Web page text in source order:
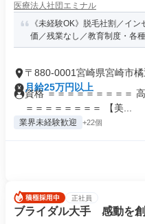
医療法人社団エミナル
《未経験OK》脱毛社割／イ
価／残業なし／教育制度・各
〒880-0001宮崎県宮崎市
月給25万円以上
資格 ＝＝＝＝＝＝＝＝＝
＝＝＝＝＝＝＝＝ 【美...
業界未経験歓迎 +22個
正社員
ブライダル大手 感動を